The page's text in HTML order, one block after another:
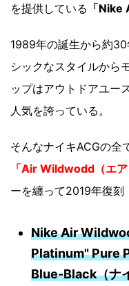
を提供している 「Nike
1989年の誕生から約
シックなスタイルから
ップはアウトドアユー
人気を誇っている。
そんなナイキACGの全
「Air Wildwodd（エア
ーを纏って2019年復刻
Nike Air
Platinum" Pure
Blue-Black（ナ